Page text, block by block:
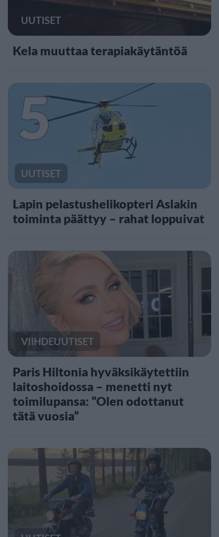
UUTISET
Kela muuttaa terapiakäytäntöä
5
UUTISET
Lapin pelastushelikopteri Aslakin
toiminta päättyy – rahat loppuivat
VIIHDEUUTISET
Paris Hiltonia hyväksikäytettiin
laitoshoidossa – menetti nyt
toimilupansa: ”Olen odottanut
tätä vuosia”